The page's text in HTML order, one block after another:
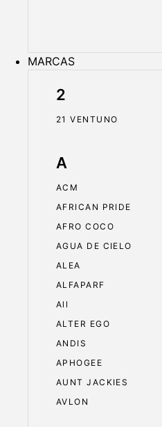
MARCAS
2
21 VENTUNO
A
ACM
AFRICAN PRIDE
AFRO COCO
AGUA DE CIELO
ALEA
ALFAPARF
All
ALTER EGO
ANDIS
APHOGEE
AUNT JACKIES
AVLON